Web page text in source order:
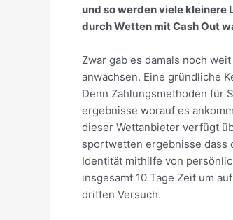
und so werden viele kleinere
durch Wetten mit Cash Out
Zwar gab es damals noch
anwachsen. Eine gründliche
Denn Zahlungsmethoden für
ergebnisse worauf es
dieser Wettanbieter verfügt
sportwetten ergebnisse dass
Identität mithilfe von
insgesamt 10 Tage Zeit um
dritten Versuch.